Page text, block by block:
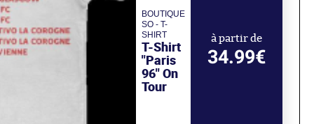
BOUTIQUE
SO - T-
SHIRT
T-Shirt
"Paris
96" On
Tour
à partir de
34.99€